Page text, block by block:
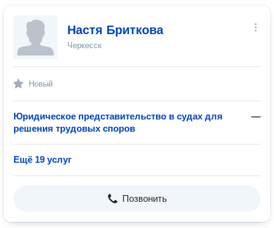
Настя Бриткова
Черкесск
Новый
Юридическое представительство в судах для
решения трудовых споров
—
Ещё 19 услуг
Позвонить